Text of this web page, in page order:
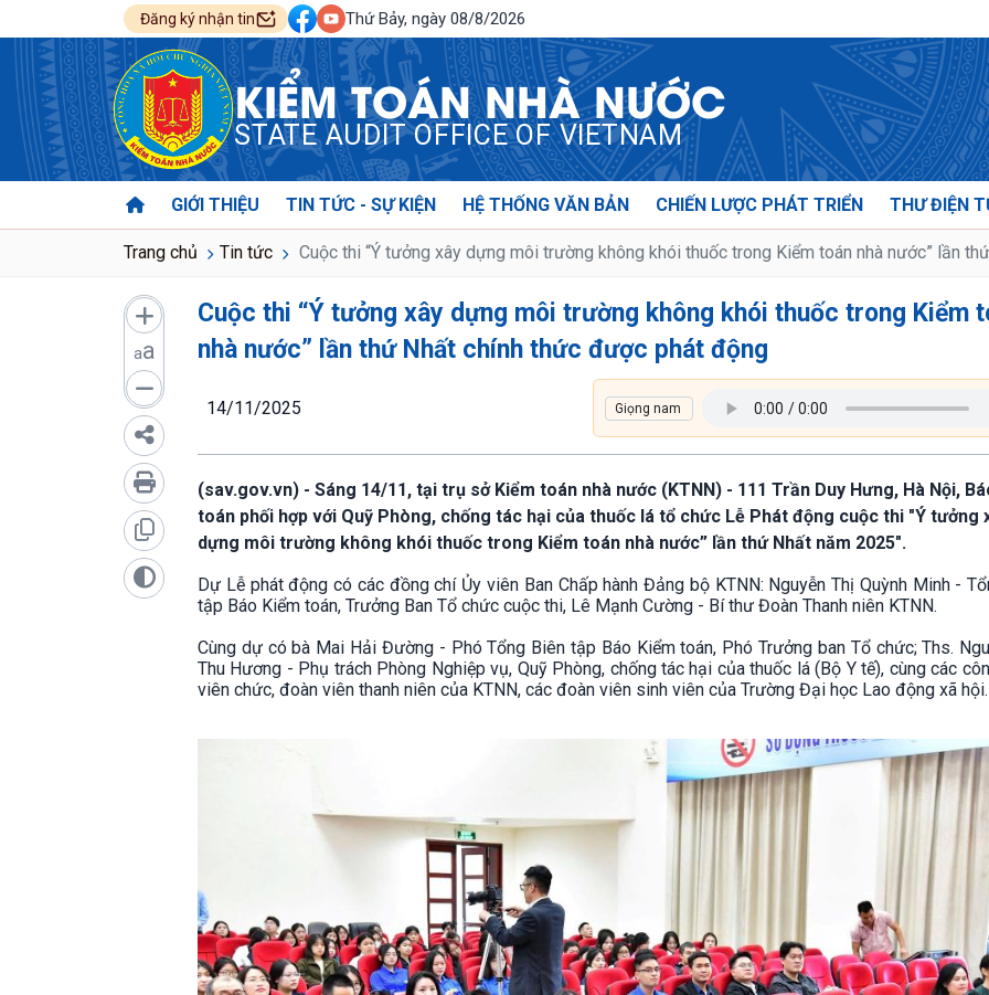
Đăng ký nhận tin Thứ Bảy, ngày 08/8/2026
KIỂM TOÁN NHÀ NƯỚC
STATE AUDIT OFFICE OF VIETNAM
GIỚI THIỆU TIN TỨC - SỰ KIỆN HỆ THỐNG VĂN BẢN CHIẾN LƯỢC PHÁT TRIỂN THƯ ĐIỆN
Trang chủ Tin tức Cuộc thi “Ý tưởng xây dựng môi trường không khói thuốc trong Kiểm toán nhà nước” lần
aa
Cuộc thi “Ý tưởng xây dựng môi trường không khói thuốc trong Kiểm
nhà nước” lần thứ Nhất chính thức được phát động
14/11/2025
(sav.gov.vn) - Sáng 14/11, tại trụ sở Kiểm toán nhà nước (KTNN) - 111 Trần Duy Hưng, Hà Nội,
toán phối hợp với Quỹ Phòng, chống tác hại của thuốc lá tổ chức Lễ Phát động cuộc thi "Ý tưởng
dựng môi trường không khói thuốc trong Kiểm toán nhà nước” lần thứ Nhất năm 2025".
Dự Lễ phát động có các đồng chí Ủy viên Ban Chấp hành Đảng bộ KTNN: Nguyễn Thị Quỳnh Minh -
tập Báo Kiểm toán, Trưởng Ban Tổ chức cuộc thi, Lê Mạnh Cường - Bí thư Đoàn Thanh niên KTNN.
Cùng dự có bà Mai Hải Đường - Phó Tổng Biên tập Báo Kiểm toán, Phó Trưởng ban Tổ chức; Ths.
Thu Hương - Phụ trách Phòng Nghiệp vụ, Quỹ Phòng, chống tác hại của thuốc lá (Bộ Y tế), cùng các
viên chức, đoàn viên thanh niên của KTNN, các đoàn viên sinh viên của Trường Đại học Lao động xã hội.